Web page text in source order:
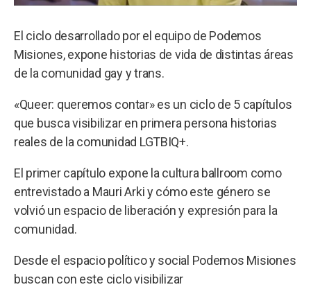
El ciclo desarrollado por el equipo de Podemos
Misiones, expone historias de vida de distintas áreas
de la comunidad gay y trans.
«Queer: queremos contar» es un ciclo de 5 capítulos
que busca visibilizar en primera persona historias
reales de la comunidad LGTBIQ+.
El primer capítulo expone la cultura ballroom como
entrevistado a Mauri Arki y cómo este género se
volvió un espacio de liberación y expresión para la
comunidad.
Desde el espacio político y social Podemos Misiones
buscan con este ciclo visibilizar